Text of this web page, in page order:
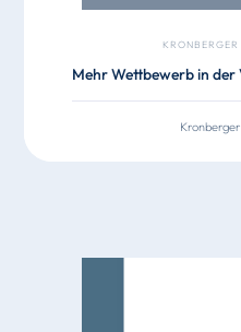
Mehr Wettbewerb in
Kronberger